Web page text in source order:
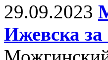
29.09.2023
Ижевска